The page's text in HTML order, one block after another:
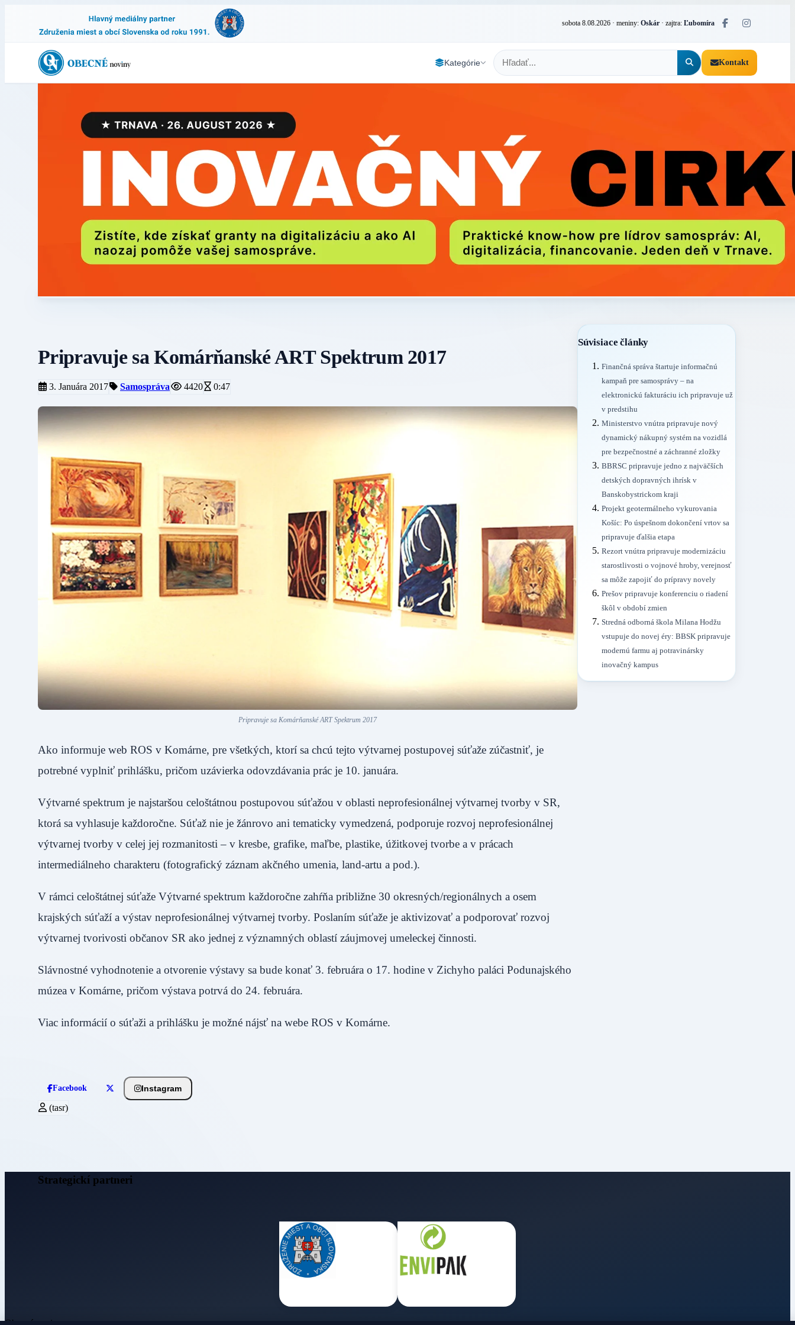
sobota 8.08.2026 · meniny: Oskár · zajtra: Ľubomíra
Kategórie Kontakt
Pripravuje sa Komárňanské ART Spektrum 2017
3. Januára 2017 Samospráva 4420 0:47
Pripravuje sa Komárňanské ART Spektrum 2017
Ako informuje web ROS v Komárne, pre všetkých, ktorí sa chcú tejto výtvarnej postupovej súťaže zúčastniť, je
potrebné vyplniť prihlášku, pričom uzávierka odovzdávania prác je 10. januára.
Výtvarné spektrum je najstaršou celoštátnou postupovou súťažou v oblasti neprofesionálnej výtvarnej tvorby v SR,
ktorá sa vyhlasuje každoročne. Súťaž nie je žánrovo ani tematicky vymedzená, podporuje rozvoj neprofesionálnej
výtvarnej tvorby v celej jej rozmanitosti – v kresbe, grafike, maľbe, plastike, úžitkovej tvorbe a v prácach
intermediálneho charakteru (fotografický záznam akčného umenia, land-artu a pod.).
V rámci celoštátnej súťaže Výtvarné spektrum každoročne zahŕňa približne 30 okresných/regionálnych a osem
krajských súťaží a výstav neprofesionálnej výtvarnej tvorby. Poslaním súťaže je aktivizovať a podporovať rozvoj
výtvarnej tvorivosti občanov SR ako jednej z významných oblastí záujmovej umeleckej činnosti.
Slávnostné vyhodnotenie a otvorenie výstavy sa bude konať 3. februára o 17. hodine v Zichyho paláci Podunajského
múzea v Komárne, pričom výstava potrvá do 24. februára.
Viac informácií o súťaži a prihlášku je možné nájsť na webe ROS v Komárne.
Facebook Instagram
(tasr)
Súvisiace články
Finančná správa štartuje informačnú
kampaň pre samosprávy – na
elektronickú fakturáciu ich pripravuje už
v predstihu
Ministerstvo vnútra pripravuje nový
dynamický nákupný systém na vozidlá
pre bezpečnostné a záchranné zložky
BBRSC pripravuje jedno z najväčších
detských dopravných ihrísk v
Banskobystrickom kraji
Projekt geotermálneho vykurovania
Košíc: Po úspešnom dokončení vrtov sa
pripravuje ďalšia etapa
Rezort vnútra pripravuje modernizáciu
starostlivosti o vojnové hroby, verejnosť
sa môže zapojiť do prípravy novely
Prešov pripravuje konferenciu o riadení
škôl v období zmien
Stredná odborná škola Milana Hodžu
vstupuje do novej éry: BBSK pripravuje
modernú farmu aj potravinársky
inovačný kampus
Strategickí partneri